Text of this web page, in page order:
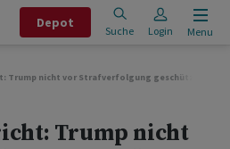
Depot
Suche Login Menu
Trump nicht vor Strafverfolgung geschützt
Trump nicht